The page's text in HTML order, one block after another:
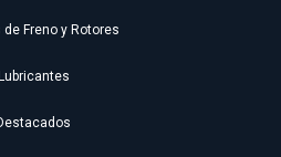
Freno y Rotores